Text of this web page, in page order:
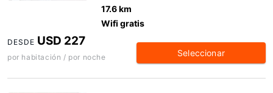
17.6 km
Wifi gratis
DESDE USD 227
por habitación / por noche Seleccionar